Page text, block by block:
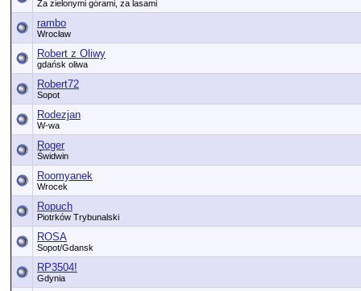
Za zielonymi górami, za lasami
rambo
Wrocław
Robert z Oliwy
gdańsk oliwa
Robert72
Sopot
Rodezjan
W-wa
Roger
Świdwin
Roomyanek
Wrocek
Ropuch
Piotrków Trybunalski
ROSA
Sopot/Gdansk
RP3504!
Gdynia